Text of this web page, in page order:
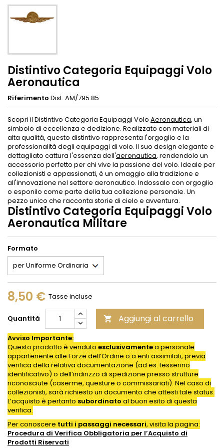
Distintivo Categoria Equipaggi Volo
Aeronautica
Riferimento Dist. AM/795.85
Scopri il Distintivo Categoria Equipaggi Volo Aeronautica, un
simbolo di eccellenza e dedizione. Realizzato con materiali di
alta qualità, questo distintivo rappresenta l'orgoglio e la
professionalità degli equipaggi di volo. Il suo design elegante e
dettagliato cattura l'essenza dell'aeronautica, rendendolo un
accessorio perfetto per chi vive la passione del volo. Ideale per
collezionisti e appassionati, è un omaggio alla tradizione e
all'innovazione nel settore aeronautico. Indossalo con orgoglio
o esponilo come parte della tua collezione personale. Un
pezzo unico che racconta storie di cielo e avventura.
Distintivo Categoria Equipaggi Volo
Aeronautica Militare
Formato
8,50 € Tasse incluse
Quantità  Aggiungi al carrello
Avviso Importante:
Questo prodotto è venduto esclusivamentea personale
appartenente alle Forze dell’Ordine o a enti assimilati, previa
verifica della relativa documentazione (ad es. tesserino
identificativo) o dell’indirizzo di spedizione presso strutture
riconosciute (caserme, questure o commissariati). Nel caso di
collezionisti, sarà richiesto un documento che attesti tale status.
L’acquisto è pertanto subordinato al buon esito di questa
verifica.
Per conoscere tutti i passaggi necessari, visita la pagina:
Procedura di Verifica Obbligatoria per l’Acquisto di
Prodotti Riservati